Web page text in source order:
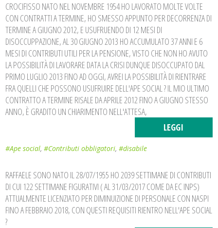
CROCIFISSO NATO NEL NOVEMBRE 1954 HO LAVORATO MOLTE VOLTE
CON CONTRATTI A TERMINE, HO SMESSO APPUNTO PER DECORRENZA DI
TERMINE A GIUGNO 2012, E USUFRUENDO DI 12 MESI DI
DISOCCUPPAZIONE, AL 30 GIUGNO 2013 HO ACCUMULATO 37 ANNI E 6
MESI DI CONTRIBUTI UTILI PER LA PENSIONE, VISTO CHE NON HO AVUTO
LA POSSIBILITÀ DI LAVORARE DATA LA CRISI DUNQUE DISOCCUPATO DAL
PRIMO LUGLIO 2013 FINO AD OGGI, AVREI LA POSSIBILITÀ DI RIENTRARE
FRA QUELLI CHE POSSONO USUFRUIRE DELL'APE SOCIAL ? IL MIO ULTIMO
CONTRATTO A TERMINE RISALE DA APRILE 2012 FINO A GIUGNO STESSO
ANNO, È GRADITO UN CHIARIMENTO NELL'ATTESA,
LEGGI
#Ape social,#Contributi obbligatori,#disabile
RAFFAELE SONO NATO IL 28/07/1955 HO 2039 SETTIMANE DI CONTRIBUTI
DI CUI 122 SETTIMANE FIGURATIVI ( AL 31/03/2017 COME DA EC INPS)
ATTUALMENTE LICENZIATO PER DIMINUIZIONE DI PERSONALE CON NASPI
FINO A FEBBRAIO 2018, CON QUESTI REQUISITI RIENTRO NELL'APE SOCIAL
?